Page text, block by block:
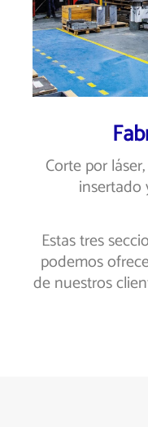
Corte por
insertado
Estas tres
podemos
de nuestros